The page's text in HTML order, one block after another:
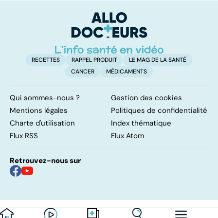
RECETTES RAPPEL PRODUIT
LE MAG DE LA SANTÉ
CANCER
MÉDICAMENTS
Qui sommes-nous ?
Gestion des cookies
Mentions légales
Politiques de confidentialité
Charte d'utilisation
Index thématique
Flux RSS
Flux Atom
Retrouvez-nous sur